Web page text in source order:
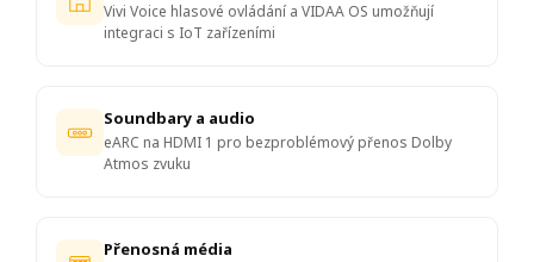
Vivi Voice hlasové ovládání a VIDAA OS umožňují
integraci s IoT zařízeními
Soundbary a audio
eARC na HDMI 1 pro bezproblémový přenos Dolby
Atmos zvuku
Přenosná média